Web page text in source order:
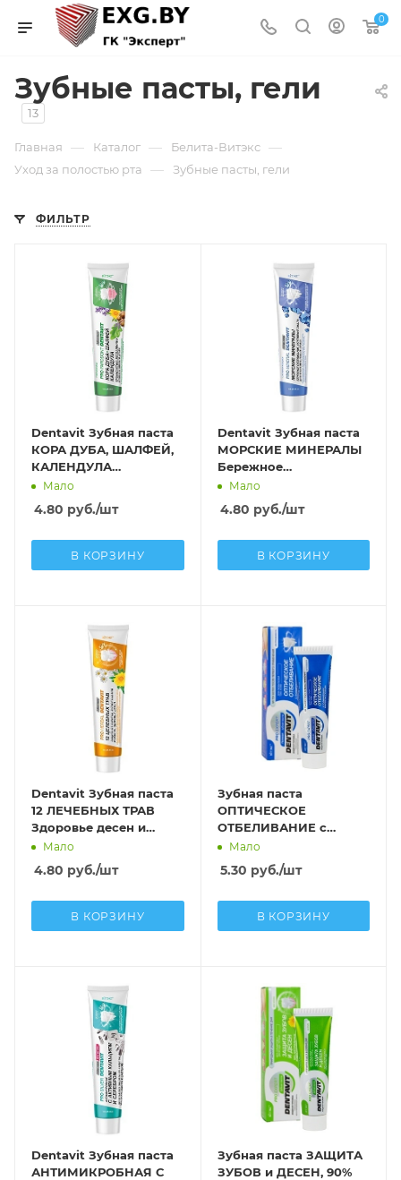
0
Зубные пасты, гели
13
Главная — Каталог — Белита-Витэкс —
Уход за полостью рта — Зубные пасты, гели
ФИЛЬТР
Dentavit Зубная паста
КОРА ДУБА, ШАЛФЕЙ,
КАЛЕНДУЛА
Профилактика
воспалений и
кровоточивости десен
Мало
4.80 руб./шт
В КОРЗИНУ
Dentavit Зубная паста
МОРСКИЕ МИНЕРАЛЫ
Бережное
отбеливание,
укрепление эмали для
чувствительных зуб
Мало
4.80 руб./шт
В КОРЗИНУ
Dentavit Зубная паста
12 ЛЕЧЕБНЫХ ТРАВ
Здоровье десен и
защита от кариеса,
зубного камня и
налета
Мало
4.80 руб./шт
В КОРЗИНУ
Зубная паста
ОПТИЧЕСКОЕ
ОТБЕЛИВАНИЕ с
полирующими
микрокристаллами
ЭКСТРАСВЕЖЕСТЬ
Мало
5.30 руб./шт
В КОРЗИНУ
Dentavit Зубная паста
АНТИМИКРОБНАЯ С
Зубная паста ЗАЩИТА
ЗУБОВ и ДЕСЕН, 90%